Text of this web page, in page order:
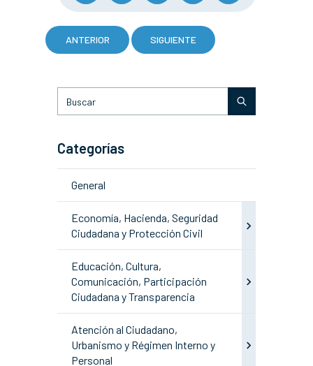
ANTERIOR SIGUIENTE
Categorías
General
Economía, Hacienda, Seguridad
Ciudadana y Protección Civil
Educación, Cultura,
Comunicación, Participación
Ciudadana y Transparencia
Atención al Ciudadano,
Urbanismo y Régimen Interno y
Personal